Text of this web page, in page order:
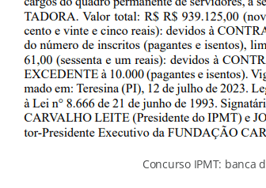
Concurso IPMT: banca